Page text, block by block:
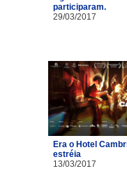
participaram.
29/03/2017
Era o Hotel
estréia
13/03/2017